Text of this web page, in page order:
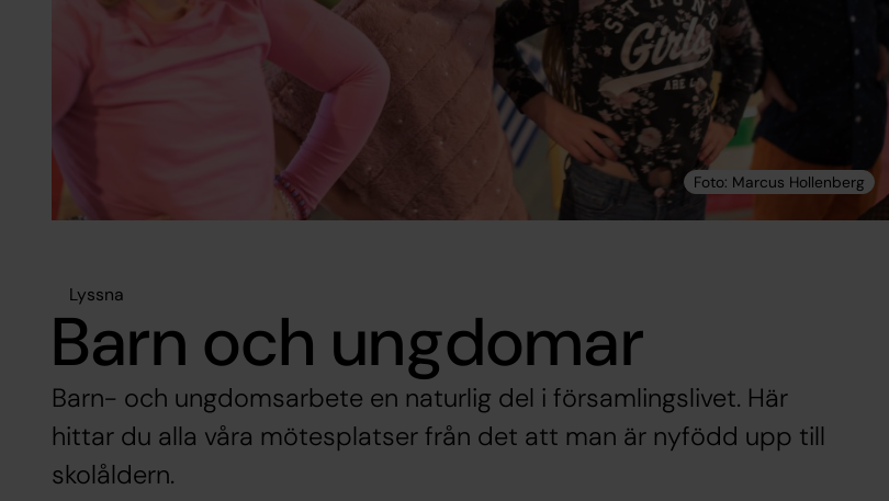
Lyssna
Barn och ungdomar
Barn- och ungdomsarbete en naturlig del i församlingslivet. Här
hittar du alla våra mötesplatser från det att man är nyfödd upp till
skolåldern.